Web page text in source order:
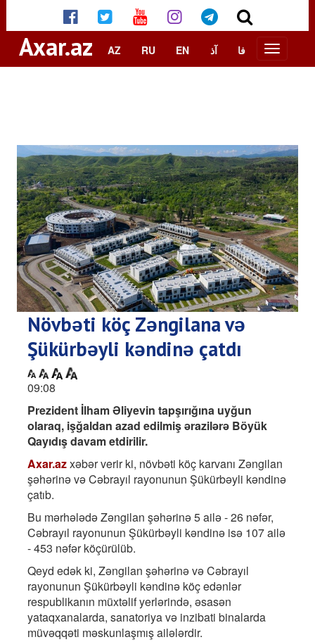
Axar.az AZ RU EN آذ فا
Növbəti köç Zəngilana və
Şükürbəyli kəndinə çatdı
09:08
Prezident İlham Əliyevin tapşırığına uyğun
olaraq, işğaldan azad edilmiş ərazilərə Böyük
Qayıdış davam etdirilir.
Axar.azxəbər verir ki, növbəti köç karvanı Zəngilan
şəhərinə və Cəbrayıl rayonunun Şükürbəyli kəndinə
çatıb.
Bu mərhələdə Zəngilan şəhərinə 5 ailə - 26 nəfər,
Cəbrayıl rayonunun Şükürbəyli kəndinə isə 107 ailə
- 453 nəfər köçürülüb.
Qeyd edək ki, Zəngilan şəhərinə və Cəbrayıl
rayonunun Şükürbəyli kəndinə köç edənlər
respublikanın müxtəlif yerlərində, əsasən
yataqxanalarda, sanatoriya və inzibati binalarda
müvəqqəti məskunlaşmış ailələrdir.